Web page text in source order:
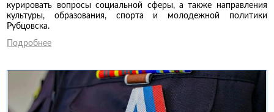
курировать вопросы социальной сферы, а также направления
культуры, образования, спорта и молодежной политики
Рубцовска.
Подробнее